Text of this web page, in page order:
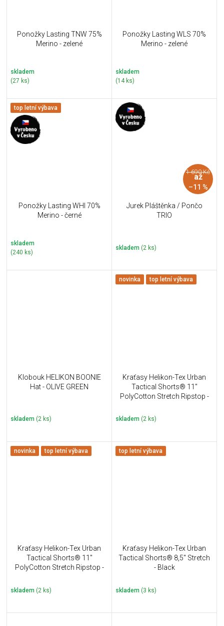
Ponožky Lasting TNW 75%
Merino - zelené
skladem
(27 ks)
Ponožky Lasting WLS 70%
Merino - zelené
skladem
(14 ks)
top letní výbava
Ponožky Lasting WHI 70%
Merino - černé
skladem
(240 ks)
1 690 Kč
až
–11 %
Jurek Pláštěnka / Pončo
TRIO
skladem (2 ks)
Klobouk HELIKON BOONIE
Hat - OLIVE GREEN
skladem (2 ks)
novinka top letní výbava
Kraťasy Helikon-Tex Urban
Tactical Shorts® 11''
PolyCotton Stretch Ripstop -
skladem (2 ks)
novinka top letní výbava
Kraťasy Helikon-Tex Urban
Tactical Shorts® 11''
PolyCotton Stretch Ripstop -
skladem (2 ks)
top letní výbava
Kraťasy Helikon-Tex Urban
Tactical Shorts® 8,5" Stretch
- Black
skladem (3 ks)